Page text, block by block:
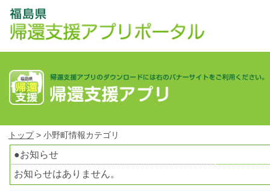
トップ> 小野町情報カテゴリ
●お知らせ
お知らせはありません。